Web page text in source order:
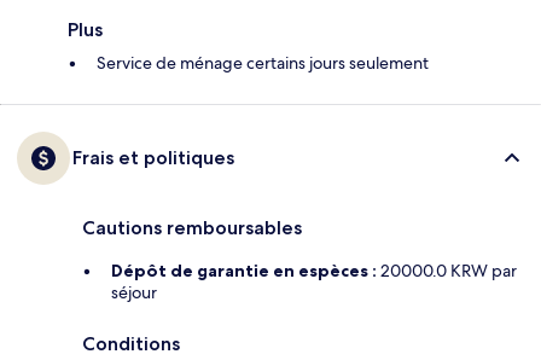
Plus
Service de ménage certains jours seulement
Frais et politiques
Cautions remboursables
Dépôt de garantie en espèces : 20000.0 KRW par
séjour
Conditions